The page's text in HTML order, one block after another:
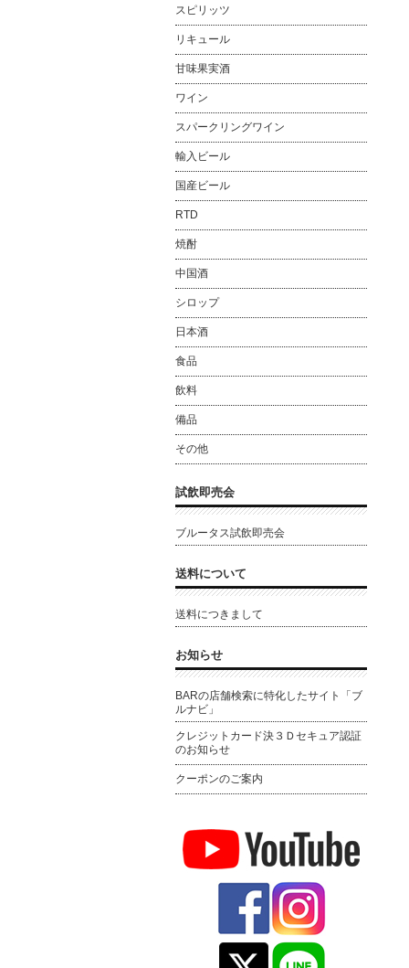
スピリッツ
リキュール
甘味果実酒
ワイン
スパークリングワイン
輸入ビール
国産ビール
RTD
焼酎
中国酒
シロップ
日本酒
食品
飲料
備品
その他
試飲即売会
ブルータス試飲即売会
送料について
送料につきまして
お知らせ
BARの店舗検索に特化したサイト「ブ
ルナビ」
クレジットカード決３Ｄセキュア認証
のお知らせ
クーポンのご案内